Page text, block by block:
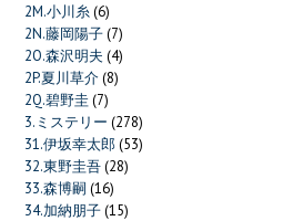
2M.小川糸(6)
2N.藤岡陽子(7)
2O.森沢明夫 (4)
2P.夏川草介(8)
2Q.碧野圭(7)
3.ミステリー (278)
31.伊坂幸太郎(53)
32.東野圭吾(28)
33.森博嗣 (16)
34.加納朋子(15)